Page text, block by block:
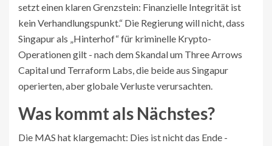
setzt einen klaren Grenzstein: Finanzielle Integrität ist
kein Verhandlungspunkt.“ Die Regierung will nicht, dass
Singapur als „Hinterhof“ für kriminelle Krypto-
Operationen gilt - nach dem Skandal um Three Arrows
Capital und Terraform Labs, die beide aus Singapur
operierten, aber globale Verluste verursachten.
Was kommt als Nächstes?
Die MAS hat klargemacht: Dies ist nicht das Ende -